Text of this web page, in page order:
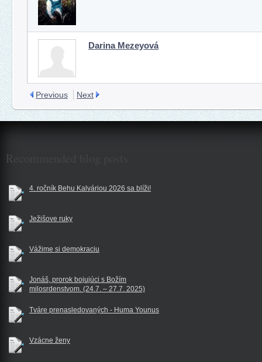
Darina Mezeyová
Previous Next
Recommended blog posts
4. ročník Behu Kalváriou 2026 sa blíži!
Ježišove ruky
Vážime si demokraciu
Jonáš, prorok bojujúci s Božím
milosrdenstvom. (24.7. – 27.7. 2025)
Tváre prenasledovaných - Huma Younus
Vzácne ženy